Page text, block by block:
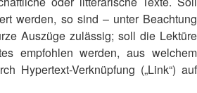
werden, so sind – unter Beachtung
Auszüge zulässig; soll die Lektüre
empfohlen werden, aus welchem
Hypertext-Verknüpfung („Link“) auf